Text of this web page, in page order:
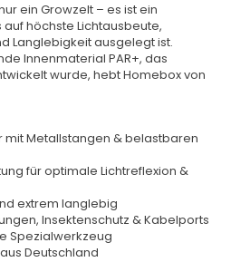
ein Growzelt – es ist ein
höchste Lichtausbeute,
Langlebigkeit ausgelegt ist.
Innenmaterial PAR+, das
wurde, hebt Homebox von
mit Metallstangen & belastbaren
für optimale Lichtreflexion &
extrem langlebig
Insektenschutz & Kabelports
Spezialwerkzeug
Deutschland